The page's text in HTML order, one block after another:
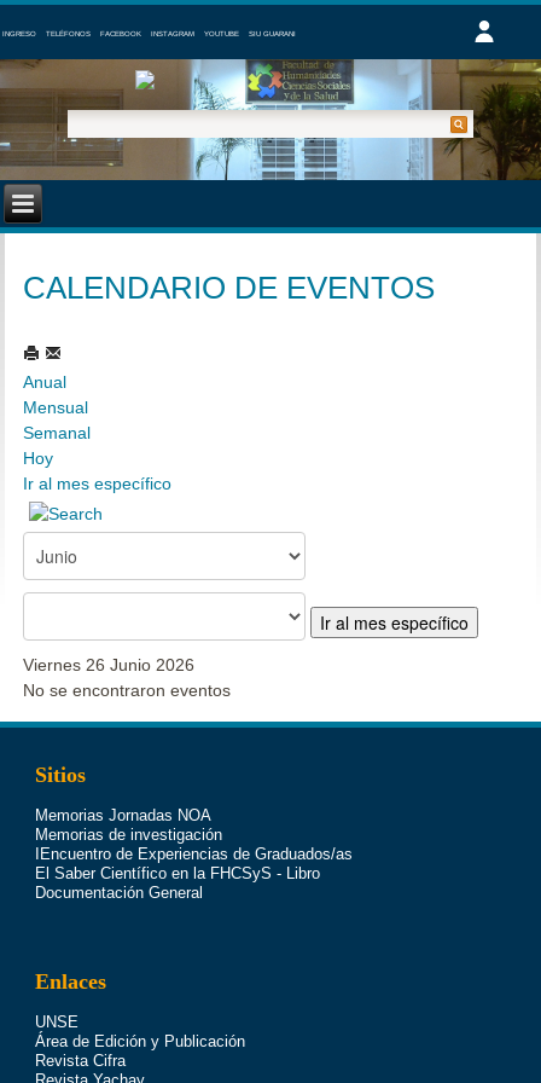
INGRESO TELÉFONOS FACEBOOK INSTAGRAM YOUTUBE SIU GUARANI
CALENDARIO DE EVENTOS
Anual
Mensual
Semanal
Hoy
Ir al mes específico
Ir al mes específico
Viernes 26 Junio 2026
No se encontraron eventos
Sitios
Memorias Jornadas NOA
Memorias de investigación
IEncuentro de Experiencias de Graduados/as
El Saber Científico en la FHCSyS - Libro
Documentación General
Enlaces
UNSE
Área de Edición y Publicación
Revista Cifra